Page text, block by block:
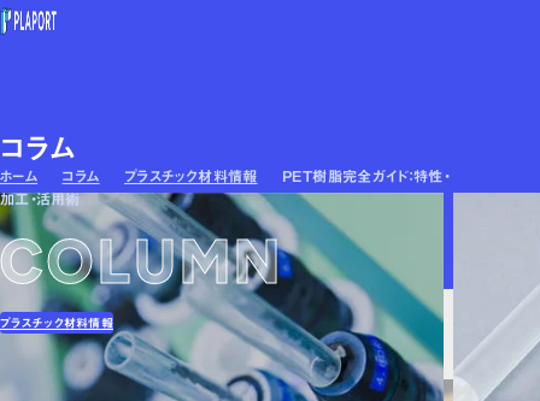
提供価値
同業パートナー募集
加工事例
加工技術
ご依頼の流れ
採用情報
コラム
COLUMN
ホーム コラム プラスチック材料情報
PET樹脂完全ガイド：特性・
加工・活用術
投稿日：2025.02.27 最終更新日：2026.04.21
プラスチック材料情報
PET樹脂完全ガイド：特性・加工・活用術